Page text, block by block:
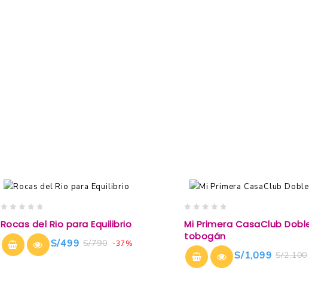
out
of
5
Rocas del Rio para Equilibrio
S/790
S/499 -37%
out
of
5
Mi Primera CasaClub
tobogán
S/2,100
S/1,099